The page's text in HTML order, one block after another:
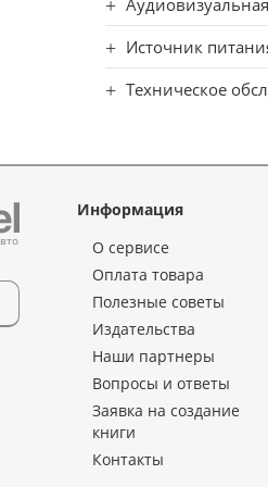
Источник
Техническое
Информация
О сервисе
Оплата товара
Полезные советы
Издательства
Наши партнеры
Вопросы и ответы
Заявка на создание
книги
Контакты